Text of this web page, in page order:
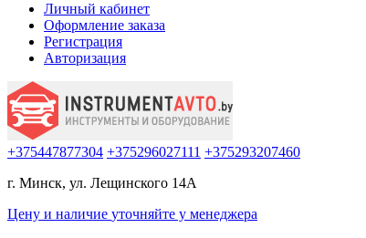
Личный кабинет
Оформление заказа
Регистрация
Авторизация
+375447877304 +375296027111 +375293207460
г. Минск, ул. Лещинского 14А
Цену и наличие уточняйте у менеджера